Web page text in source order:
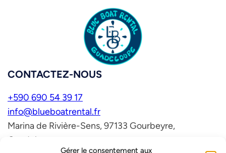
Gérer le consentement aux
CONTACTEZ-NOUS
+590 690 54 39 17
info@blueboatrental.fr
Marina de Rivière-Sens, 97133 Gourbeyre,
Guadeloupe